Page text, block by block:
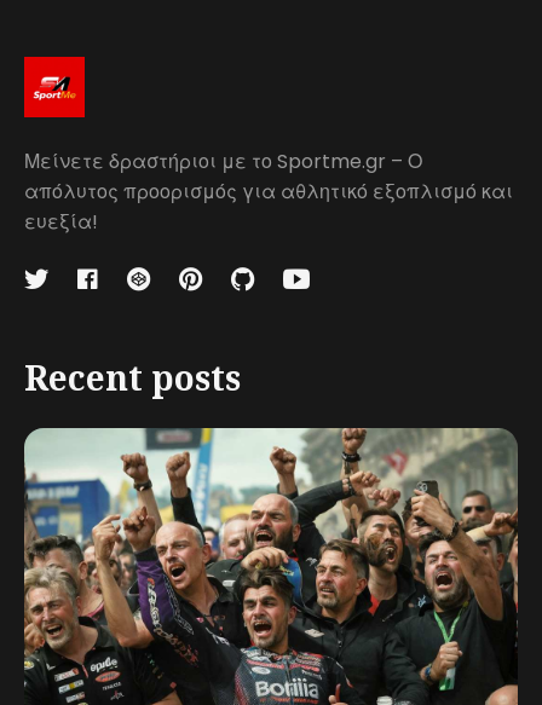
Μείνετε δραστήριοι με το Sportme.gr – Ο
απόλυτος προορισμός για αθλητικό εξοπλισμό και
ευεξία!
Recent posts